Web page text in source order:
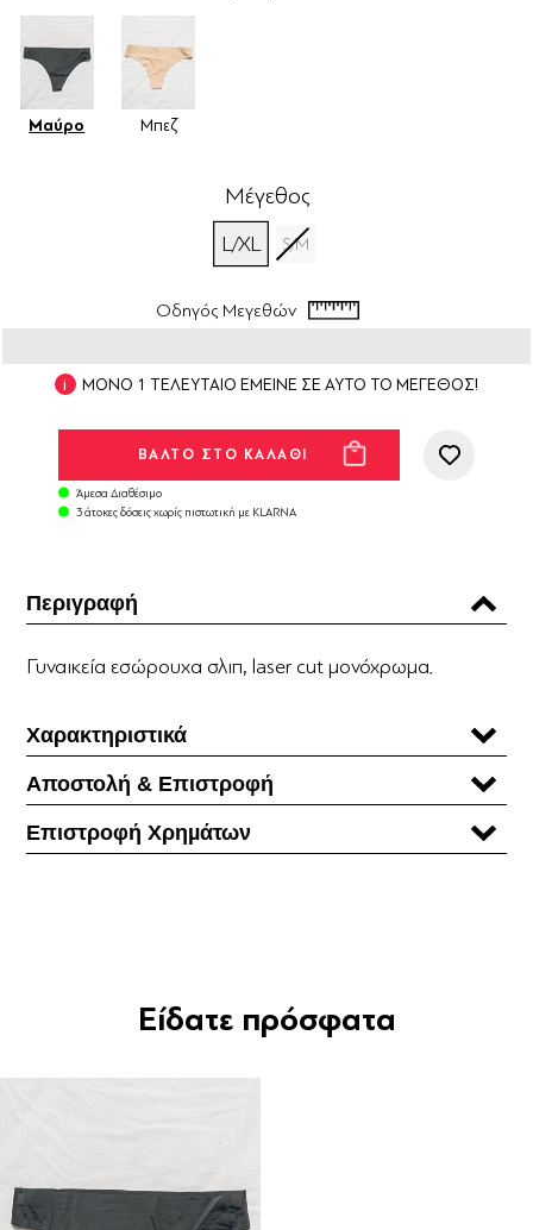
Μαύρο Μπεζ
Μέγεθος
L/XL S/M
Οδηγός Μεγεθών
ΜΟΝΟ 1 ΤΕΛΕΥΤΑΙΟ ΕΜΕΙΝΕ ΣΕ ΑΥΤΟ ΤΟ ΜΕΓΕΘΟΣ!
Άμεσα Διαθέσιμο
3 άτοκες δόσεις χωρίς πιστωτική με KLARNA
Περιγραφή
Γυναικεία εσώρουχα σλιπ, laser cut μονόχρωμα.
Χαρακτηριστικά
Αποστολή & Επιστροφή
Επιστροφή Χρηµάτων
Είδατε πρόσφατα